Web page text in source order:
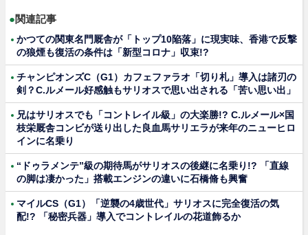
●関連記事
かつての関東名門厩舎が「トップ10陥落」に現実味、香港で反撃
の狼煙も復活の条件は「新型コロナ」収束!?
チャンピオンズC（G1）カフェファラオ「切り札」導入は諸刃の
剣？C.ルメール好感触もサリオスで思い出される「苦い思い出」
兄はサリオスでも「コントレイル級」の大楽勝!? C.ルメール×国
枝栄厩舎コンビが送り出した良血馬サリエラが来年のニューヒロ
インに名乗り
“ドゥラメンテ”級の期待馬がサリオスの後継に名乗り!? 「直線
の脚は凄かった」搭載エンジンの違いに石橋脩も興奮
マイルCS（G1）「逆襲の4歳世代」サリオスに完全復活の気
配!? 「秘密兵器」導入でコントレイルの花道飾るか